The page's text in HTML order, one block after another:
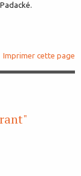
Imprimer cette page